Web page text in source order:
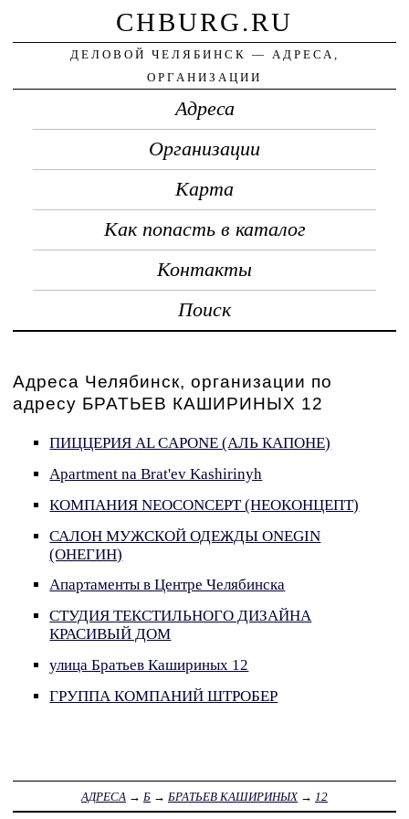
CHBURG.RU
ДЕЛОВОЙ ЧЕЛЯБИНСК — АДРЕСА,
ОРГАНИЗАЦИИ
Адреса
Организации
Карта
Как попасть в каталог
Контакты
Поиск
Адреса Челябинск, организации по
адресу БРАТЬЕВ КАШИРИНЫХ 12
ПИЦЦЕРИЯ AL CAPONE (АЛЬ КАПОНЕ)
Apartment na Brat'ev Kashirinyh
КОМПАНИЯ NEOCONCEPT (НЕОКОНЦЕПТ)
САЛОН МУЖСКОЙ ОДЕЖДЫ ONEGIN
(ОНЕГИН)
Апартаменты в Центре Челябинска
СТУДИЯ ТЕКСТИЛЬНОГО ДИЗАЙНА
КРАСИВЫЙ ДОМ
улица Братьев Кашириных 12
ГРУППА КОМПАНИЙ ШТРОБЕР
АДРЕСА → Б → БРАТЬЕВ КАШИРИНЫХ→ 12